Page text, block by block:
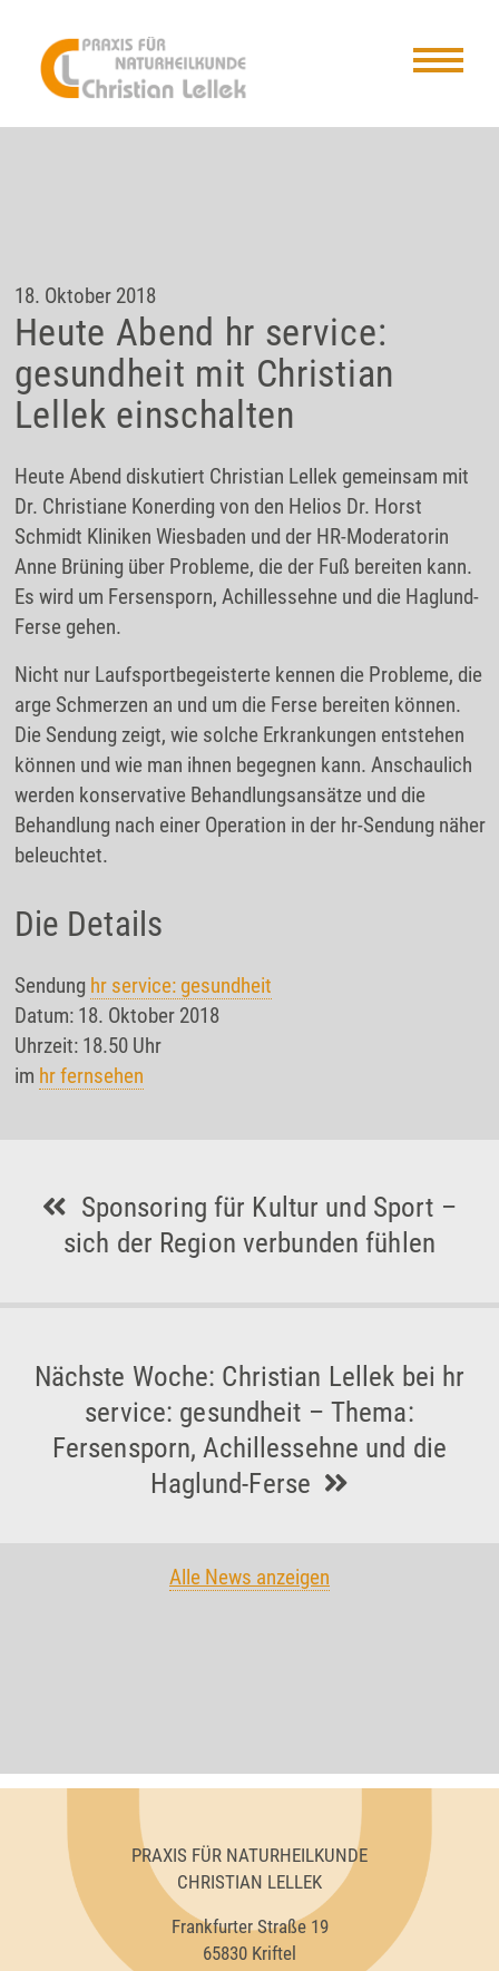
18. Oktober 2018
Heute Abend hr service:
gesundheit mit Christian
Lellek einschalten
Heute Abend diskutiert Christian Lellek gemeinsam mit
Dr. Christiane Konerding von den Helios Dr. Horst
Schmidt Kliniken Wiesbaden und der HR-Moderatorin
Anne Brüning über Probleme, die der Fuß bereiten kann.
Es wird um Fersensporn, Achillessehne und die Haglund-
Ferse gehen.
Nicht nur Laufsportbegeisterte kennen die Probleme, die
arge Schmerzen an und um die Ferse bereiten können.
Die Sendung zeigt, wie solche Erkrankungen entstehen
können und wie man ihnen begegnen kann. Anschaulich
werden konservative Behandlungsansätze und die
Behandlung nach einer Operation in der hr-Sendung näher
beleuchtet.
Die Details
Sendung hr service: gesundheit
Datum: 18. Oktober 2018
Uhrzeit: 18.50 Uhr
im hr fernsehen
Sponsoring für Kultur und Sport –
sich der Region verbunden fühlen
Nächste Woche: Christian Lellek bei hr
service: gesundheit – Thema:
Fersensporn, Achillessehne und die
Haglund-Ferse
Alle News anzeigen
PRAXIS FÜR NATURHEILKUNDE
CHRISTIAN LELLEK
Frankfurter Straße 19
65830 Kriftel